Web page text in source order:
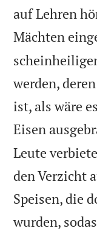
auf Lehren
Mächten
werden,
ist, als wäre
Eisen
Leute
den Verzicht
Speisen, die
wurden,